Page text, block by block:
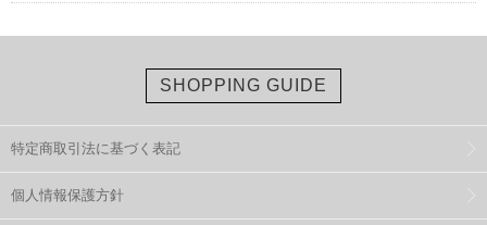
SHOPPING GUIDE
特定商取引法に基づく表記
個人情報保護方針